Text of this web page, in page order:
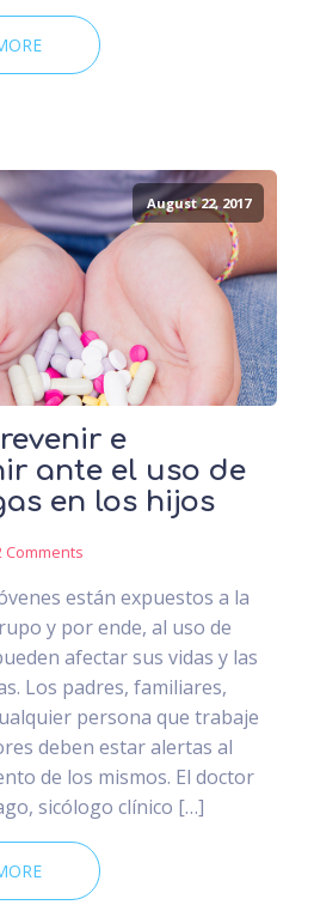
August 22, 2017
e
ante el uso de
en los hijos
Comments
están expuestos a la
y por ende, al uso de
afectar sus vidas y las
Los padres, familiares,
persona que trabaje
deben estar alertas al
de los mismos. El doctor
sicólogo clínico […]